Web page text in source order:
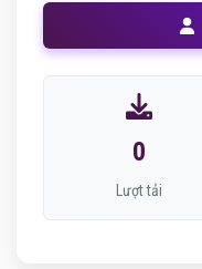
0
Lượt tải